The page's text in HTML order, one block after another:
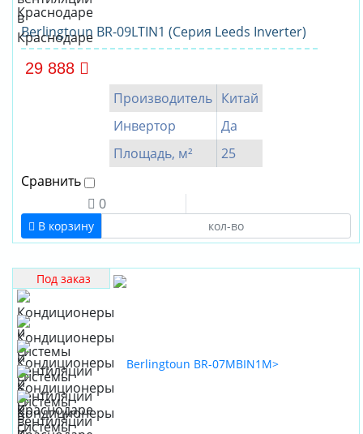
Berlingtoun BR-09LTIN1 (Серия Leeds Inverter)
29 888
Производитель Китай
Инвертор
Да
Площадь, м²
25
Сравнить
0
В корзину
Под заказ